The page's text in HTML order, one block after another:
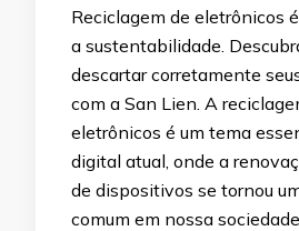
Reciclagem de eletrônicos
a sustentabilidade.
descartar corretamente
com a San Lien. A
eletrônicos é um tema
digital atual, onde a
de dispositivos se tornou
comum em nossa